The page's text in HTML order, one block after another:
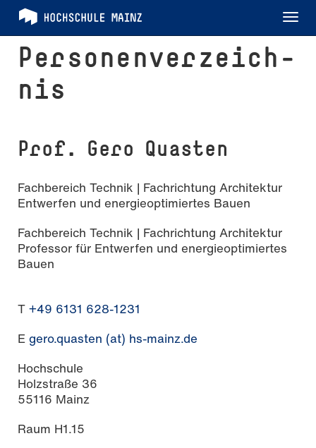
Per­so­nen­ver­zeich­
nis
Prof. Gero Quasten
Fachbereich Technik | Fachrichtung Architektur
Entwerfen und energieoptimiertes Bauen
Fachbereich Technik | Fachrichtung Architektur
Professor für Entwerfen und energieoptimiertes
Bauen
T +49 6131 628-1231
E gero.quasten (at) hs-mainz.de
Hochschule
Holzstraße 36
55116 Mainz
Raum H1.15